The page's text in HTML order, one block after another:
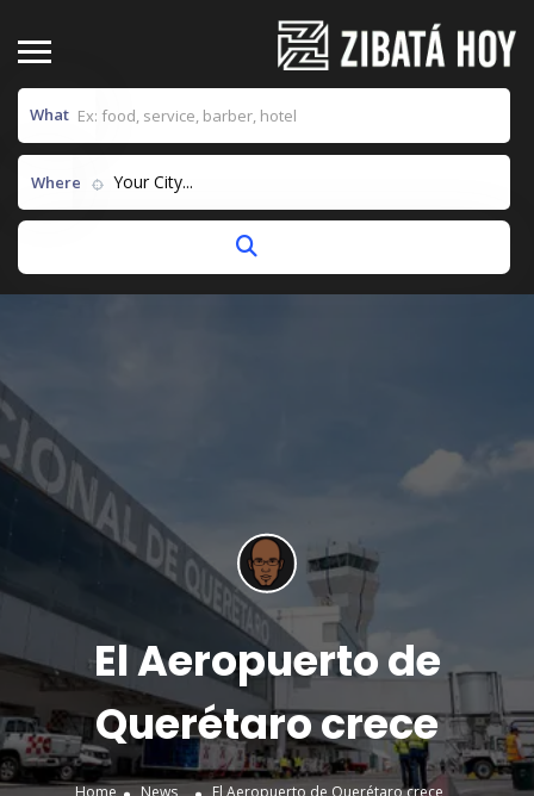
What
Where Your City...
El Aeropuerto de
Querétaro crece
Home News El Aeropuerto de Querétaro crece